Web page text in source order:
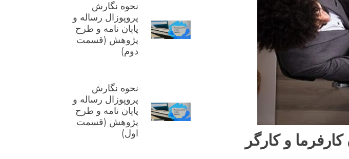
و کارگر
نحوه نگارش
پروپوزال رساله و
پایان نامه و طرح
پژوهش (قسمت
دوم)
نحوه نگارش
پروپوزال رساله و
پایان نامه و طرح
پژوهش (قسمت
اول)